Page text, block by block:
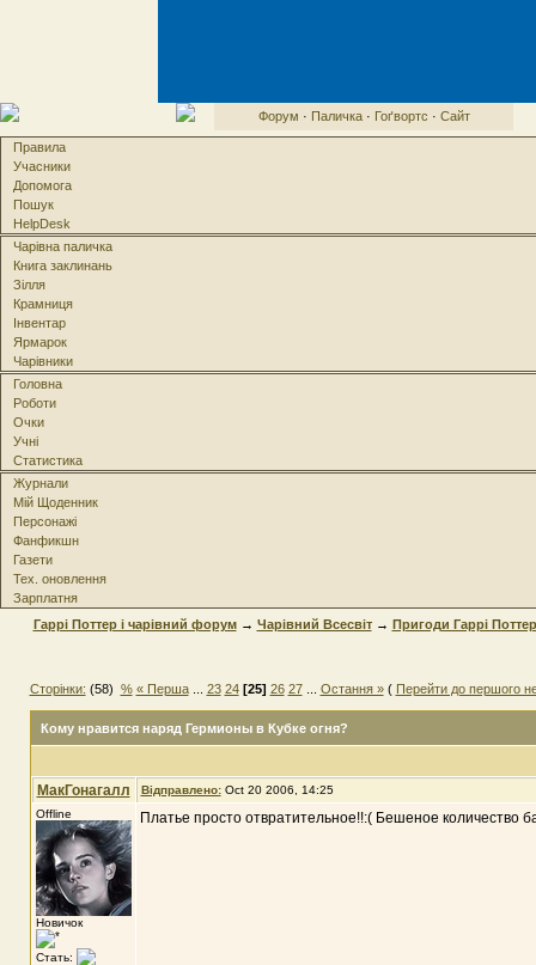
Форум · Паличка· Гоґвортс · Сайт
Правила
Учасники
Допомога
Пошук
HelpDesk
Чарівна паличка
Книга заклинань
Зілля
Крамниця
Інвентар
Ярмарок
Чарівники
Головна
Роботи
Очки
Учні
Статистика
Журнали
Мій Щоденник
Персонажі
Фанфикшн
Газети
Тех. оновлення
Зарплатня
Гаррі Поттер і чарівний форум→ Чарівний Всесвіт→ Пригоди Гаррі
Сторінки: (58) % « Перша... 23 24 [25] 26 27... Остання »( Перейти до першого
Кому нравится наряд Гермионы в Кубке огня?
МакГонагалл Відправлено: Oct 20 2006, 14:25
Offline
Новичок
Стать:
Платье просто отвратительное!!:( Бешеное количество